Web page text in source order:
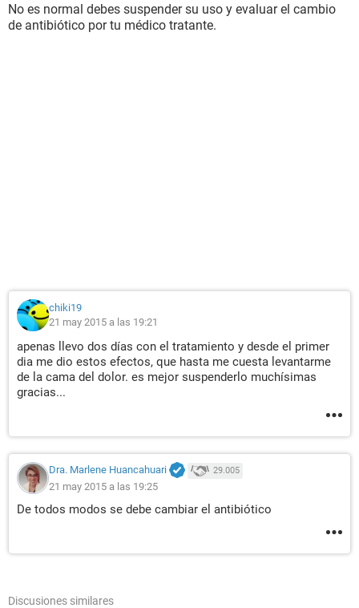
No es normal debes suspender su uso y evaluar el cambio
de antibiótico por tu médico tratante.
chiki19
21 may 2015 a las 19:21
apenas llevo dos días con el tratamiento y desde el primer
dia me dio estos efectos, que hasta me cuesta levantarme
de la cama del dolor. es mejor suspenderlo muchísimas
gracias...
Dra. Marlene Huancahuari 29.005
21 may 2015 a las 19:25
De todos modos se debe cambiar el antibiótico
Discusiones similares